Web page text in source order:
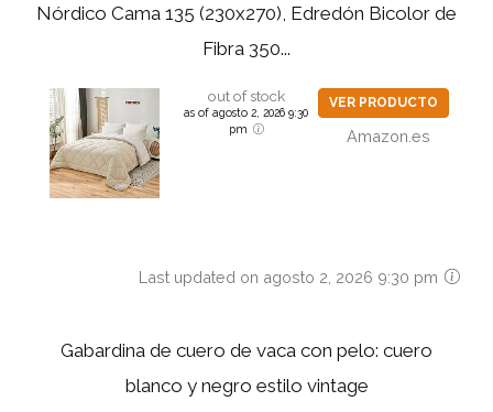
Nórdico Cama 135 (230x270), Edredón Bicolor de
Fibra 350...
out of stock
as of agosto 2, 2026 9:30
pm
VER PRODUCTO
Amazon.es
Last updated on agosto 2, 2026 9:30 pm
Gabardina de cuero de vaca con pelo: cuero
blanco y negro estilo vintage